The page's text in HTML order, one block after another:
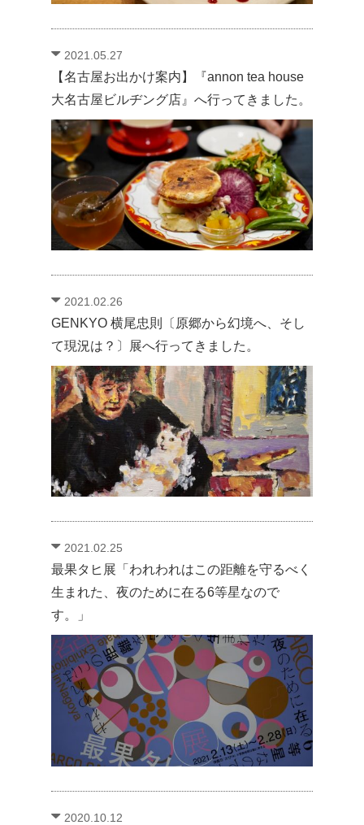
2021.05.27
【名古屋お出かけ案内】『annon tea house
大名古屋ビルヂング店』へ行ってきました。
2021.02.26
GENKYO 横尾忠則〔原郷から幻境へ、そし
て現況は？〕展へ行ってきました。
2021.02.25
最果タヒ展「われわれはこの距離を守るべく
生まれた、夜のために在る6等星なので
す。」
2020.10.12